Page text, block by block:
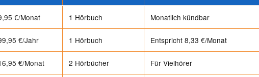
€/Monat 1 Hörbuch Monatlich kündbar
€/Jahr 1 Hörbuch Entspricht 8,33 €/Monat
€/Monat 2 Hörbücher Für Vielhörer